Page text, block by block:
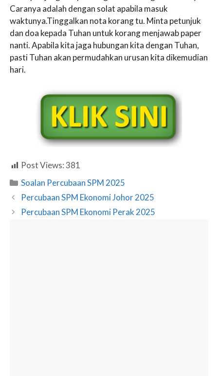
Caranya adalah dengan solat apabila masuk
waktunya.Tinggalkan nota korang tu. Minta petunjuk
dan doa kepada Tuhan untuk korang menjawab paper
nanti. Apabila kita jaga hubungan kita dengan Tuhan,
pasti Tuhan akan permudahkan urusan kita dikemudian
hari.
Post Views:381
Categories
Soalan Percubaan SPM 2025
Percubaan SPM Ekonomi Johor 2025
Percubaan SPM Ekonomi Perak 2025